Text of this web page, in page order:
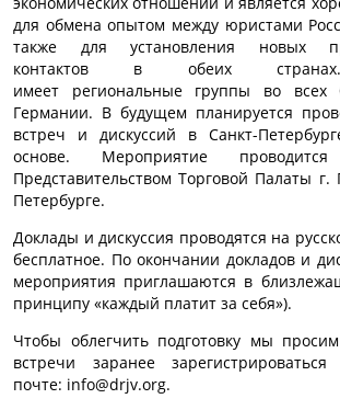
для обмена опытом между юристами
также для установления новых
контактов в обеих
имеет региональные группы во всех
Германии. В будущем планируется
встреч и дискуссий в Санкт-
основе. Мероприятие
Представительством Торговой Палаты г.
Петербурге.
Доклады и дискуссия проводятся на
бесплатное. По окончании докладов и
мероприятия приглашаются в
принципу «каждый платит за себя»).
Чтобы облегчить подготовку мы
встречи заранее
почте: info@drjv.org.